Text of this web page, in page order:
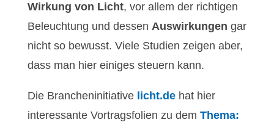
Wirkung von Licht, vor allem der richtigen
Beleuchtung und dessen Auswirkungen gar
nicht so bewusst. Viele Studien zeigen aber,
dass man hier einiges steuern kann.
Die Brancheninitiative licht.dehat hier
interessante Vortragsfolien zu dem Thema: